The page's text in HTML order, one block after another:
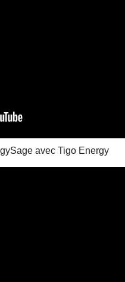
avec Tigo Energy